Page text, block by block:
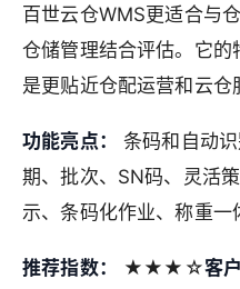
百世云仓WMS更适合与
仓储管理结合评估。它
是更贴近仓配运营和云仓
功能亮点：
条码和自动
期、批次、SN码、灵活
示、条码化作业、称重一
推荐指数： ★★★☆客